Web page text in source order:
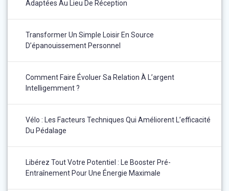
Adaptées Au Lieu De Réception
Transformer Un Simple Loisir En Source
D’épanouissement Personnel
Comment Faire Évoluer Sa Relation À L’argent
Intelligemment ?
Vélo : Les Facteurs Techniques Qui Améliorent L’efficacité
Du Pédalage
Libérez Tout Votre Potentiel : Le Booster Pré-
Entraînement Pour Une Énergie Maximale